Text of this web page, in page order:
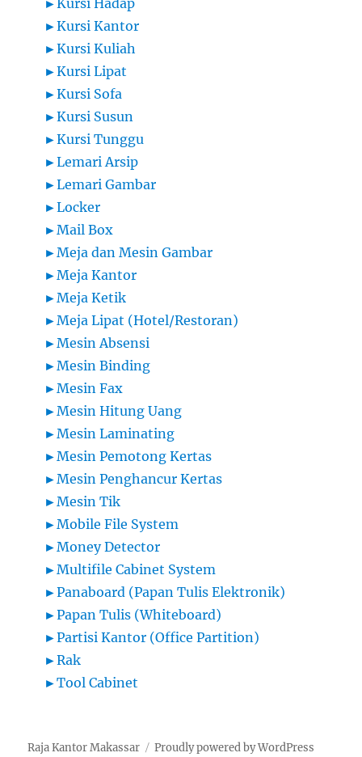
►Kursi Hadap
►Kursi Kantor
►Kursi Kuliah
►Kursi Lipat
►Kursi Sofa
►Kursi Susun
►Kursi Tunggu
►Lemari Arsip
►Lemari Gambar
►Locker
►Mail Box
►Meja dan Mesin Gambar
►Meja Kantor
►Meja Ketik
►Meja Lipat (Hotel/Restoran)
►Mesin Absensi
►Mesin Binding
►Mesin Fax
►Mesin Hitung Uang
►Mesin Laminating
►Mesin Pemotong Kertas
►Mesin Penghancur Kertas
►Mesin Tik
►Mobile File System
►Money Detector
►Multifile Cabinet System
►Panaboard (Papan Tulis Elektronik)
►Papan Tulis (Whiteboard)
►Partisi Kantor (Office Partition)
►Rak
►Tool Cabinet
Raja Kantor Makassar Proudly powered by WordPress